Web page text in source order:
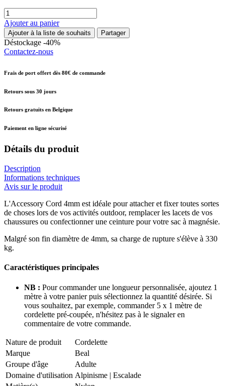
Ajouter au panier
Ajouter à la liste de souhaits Partager
Déstockage -40%
Contactez-nous
Frais de port offert dès 80€ de commande
Retours sous 30 jours
Retours gratuits en Belgique
Paiement en ligne sécurisé
Détails du produit
Description
Informations techniques
Avis sur le produit
L'Accessory Cord 4mm est idéale pour attacher et fixer toutes sortes
de choses lors de vos activités outdoor, remplacer les lacets de vos
chaussures ou confectionner une ceinture pour votre sac à magnésie.
Malgré son fin diamètre de 4mm, sa charge de rupture s'élève à 330
kg.
Caractéristiques principales
NB : Pour commander une longueur personnalisée, ajoutez 1
mètre à votre panier puis sélectionnez la quantité désirée. Si
vous souhaitez, par exemple, commander 5 x 1 mètre de
cordelette pré-coupée, n'hésitez pas à le signaler en
commentaire de votre commande.
Nature de produit
Cordelette
Marque
Beal
Groupe d'âge
Adulte
Domaine d'utilisation Alpinisme | Escalade